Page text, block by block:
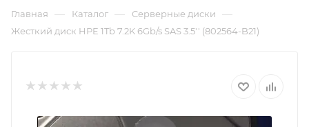
Главная — Каталог — Серверные диски —
Жесткий диск HPE 1Tb 7.2K 6Gb/s SAS 3.5'' (802564-B21)